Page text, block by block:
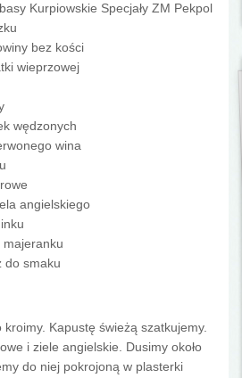
Kurpiowskie Specjały ZM Pekpol
bez kości
wieprzowej
wędzonych
wina
angielskiego
majeranku
do smaku
Kapustę świeżą szatkujemy.
i ziele angielskie. Dusimy około
do niej pokrojoną w plasterki